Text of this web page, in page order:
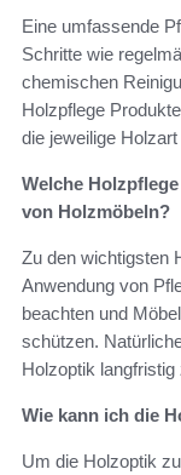
Eine umfassende
Schritte wie
chemischen
Holzpflege
die jeweilige
Welche
von Holzmöbeln?
Zu den wichtigsten
Anwendung von
beachten und
schützen.
Holzoptik langfristig
Wie kann ich die
Um die Holzoptik